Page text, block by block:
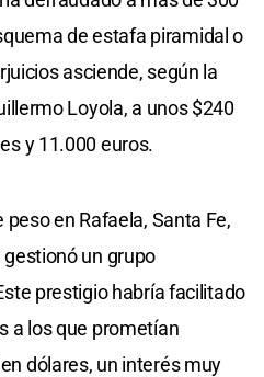
de estafa piramidal o
asciende, según la
Loyola, a unos $240
y 11.000 euros.
en Rafaela, Santa Fe,
un grupo
prestigio habría facilitado
a los que prometían
dólares, un interés muy